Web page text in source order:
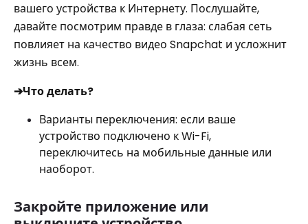
вашего устройства к Интернету. Послушайте,
давайте посмотрим правде в глаза: слабая сеть
повлияет на качество видео Snapchat и усложнит
жизнь всем.
➔Что делать?
Варианты переключения: если ваше
устройство подключено к Wi-Fi,
переключитесь на мобильные данные или
наоборот.
Закройте приложение или